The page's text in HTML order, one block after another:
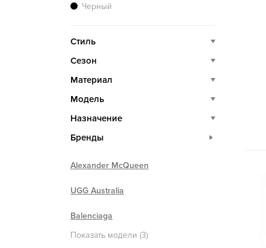
Черный
Стиль
Сезон
Материал
Модель
Назначение
Бренды
Alexander McQueen
UGG Australia
Balenciaga
Показать модели (3)